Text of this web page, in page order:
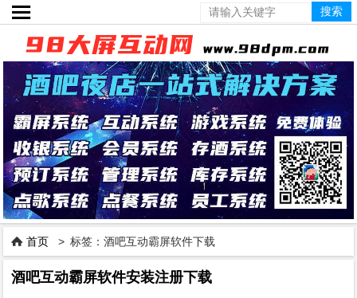

 首页 > 标签：​酒吧互动霸屏软件下载
​酒吧互动霸屏软件安装注册下载